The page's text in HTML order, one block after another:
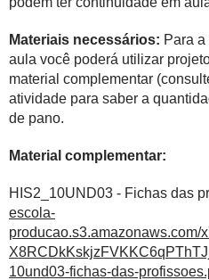
Materiais necessários: Para
aula você poderá utilizar
material complementar
atividade para saber a
de pano.
Material complementar:
HIS2_10UND03 - Fichas das
escola-
10und03-fichas-das-